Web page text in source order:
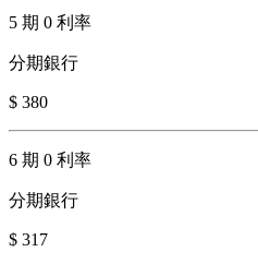
5 期 0 利率
分期銀行
$ 380
6 期 0 利率
分期銀行
$ 317